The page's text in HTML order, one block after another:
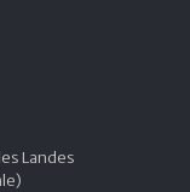
Landes